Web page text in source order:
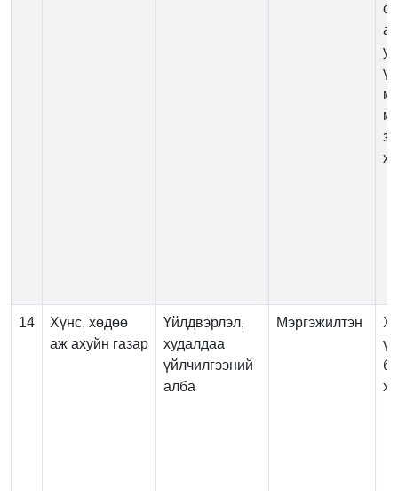
14
Хүнс, хөдөө
аж ахуйн газар
Үйлдвэрлэл,
худалдаа
үйлчилгээний
алба
Мэргэжилтэн